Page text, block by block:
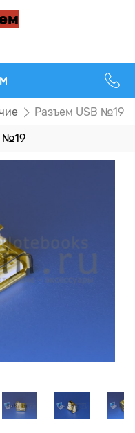
Разъем USB №19
№19